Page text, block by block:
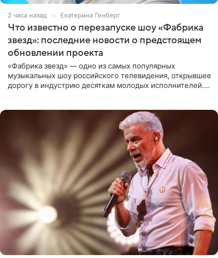
2 часа назад Екатерина Генберг
Что известно о перезапуске шоу «Фабрика
звезд»: последние новости о предстоящем
обновлении проекта
«Фабрика звезд» — одно из самых популярных
музыкальных шоу российского телевидения, открывшее
дорогу в индустрию десяткам молодых исполнителей.